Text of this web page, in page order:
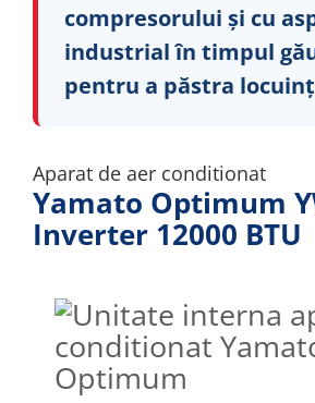
compresorului și cu
industrial în timpul
pentru a păstra
Aparat de aer conditionat
Yamato Optimum
Inverter 12000 BTU